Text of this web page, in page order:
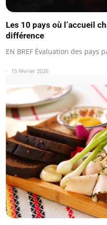
Les 10 pays où l’accueil
différence
EN BREF Évaluation des
15 février 2026